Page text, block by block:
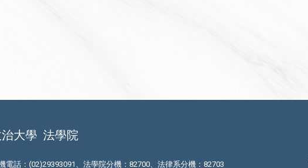
大學 法學院
電話：(02)29393091、法學院分機：82700、法律系分機：82703